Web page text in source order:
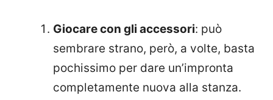
Giocare con gli accessori: può
sembrare strano, però, a volte, basta
pochissimo per dare un’impronta
completamente nuova alla stanza.